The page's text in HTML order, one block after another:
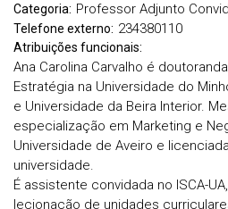
Categoria: Professor Adjunto
Telefone externo: 234380110
Atribuições funcionais:
Ana Carolina Carvalho é
Estratégia na Universidade do
e Universidade da Beira Interior.
especialização em Marketing e
Universidade de Aveiro e
universidade.
É assistente convidada no ISCA-
lecionação de unidades